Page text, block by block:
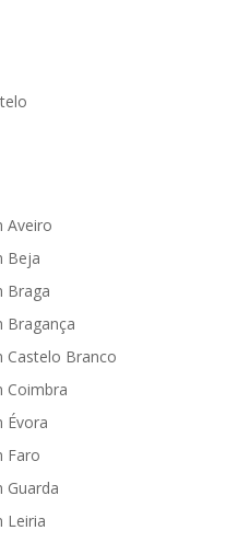
Aveiro
Beja
Braga
Bragança
Castelo Branco
Coimbra
Évora
Faro
Guarda
Leiria